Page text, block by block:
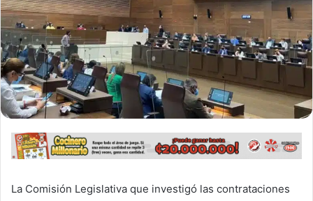
La Comisión Legislativa que investigó las contrataciones